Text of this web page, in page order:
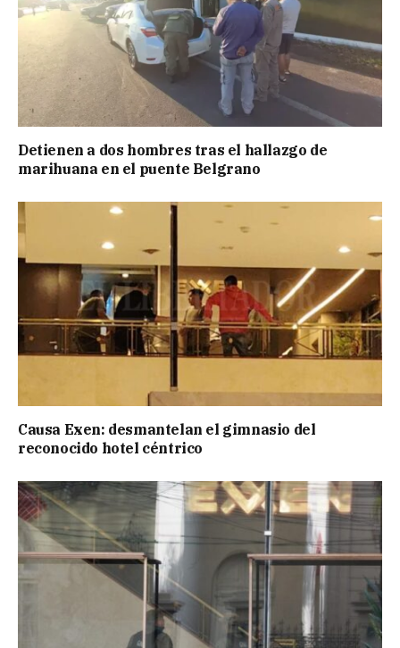
Detienen a dos hombres tras el hallazgo de
marihuana en el puente Belgrano
Causa Exen: desmantelan el gimnasio del
reconocido hotel céntrico